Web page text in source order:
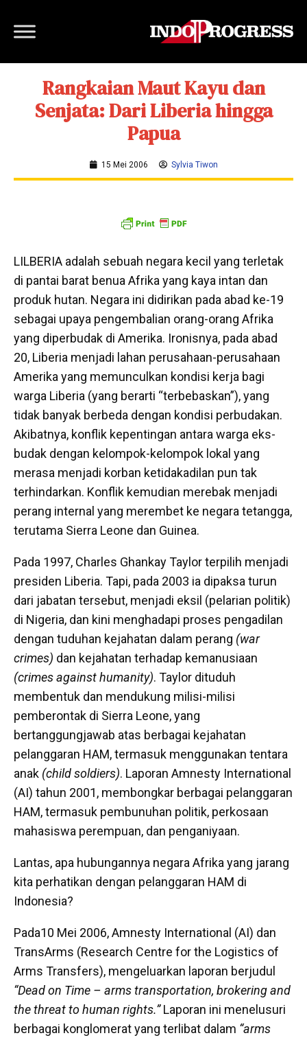
Rangkaian Maut Kayu dan
Senjata: Dari Liberia hingga
Papua
15 Mei 2006 Sylvia Tiwon
LILBERIA adalah sebuah negara kecil yang terletak
di pantai barat benua Afrika yang kaya intan dan
produk hutan. Negara ini didirikan pada abad ke-19
sebagai upaya pengembalian orang-orang Afrika
yang diperbudak di Amerika. Ironisnya, pada abad
20, Liberia menjadi lahan perusahaan-perusahaan
Amerika yang memunculkan kondisi kerja bagi
warga Liberia (yang berarti “terbebaskan”), yang
tidak banyak berbeda dengan kondisi perbudakan.
Akibatnya, konflik kepentingan antara warga eks-
budak dengan kelompok-kelompok lokal yang
merasa menjadi korban ketidakadilan pun tak
terhindarkan. Konflik kemudian merebak menjadi
perang internal yang merembet ke negara tetangga,
terutama Sierra Leone dan Guinea.
Pada 1997, Charles Ghankay Taylor terpilih menjadi
presiden Liberia. Tapi, pada 2003 ia dipaksa turun
dari jabatan tersebut, menjadi eksil (pelarian politik)
di Nigeria, dan kini menghadapi proses pengadilan
dengan tuduhan kejahatan dalam perang (war
crimes) dan kejahatan terhadap kemanusiaan
(crimes against humanity). Taylor dituduh
membentuk dan mendukung milisi-milisi
pemberontak di Sierra Leone, yang
bertanggungjawab atas berbagai kejahatan
pelanggaran HAM, termasuk menggunakan tentara
anak (child soldiers). Laporan Amnesty International
(AI) tahun 2001, membongkar berbagai pelanggaran
HAM, termasuk pembunuhan politik, perkosaan
mahasiswa perempuan, dan penganiyaan.
Lantas, apa hubungannya negara Afrika yang jarang
kita perhatikan dengan pelanggaran HAM di
Indonesia?
Pada10 Mei 2006, Amnesty International (AI) dan
TransArms (Research Centre for the Logistics of
Arms Transfers), mengeluarkan laporan berjudul
“Dead on Time – arms transportation, brokering and
the threat to human rights.”Laporan ini menelusuri
berbagai konglomerat yang terlibat dalam “arms